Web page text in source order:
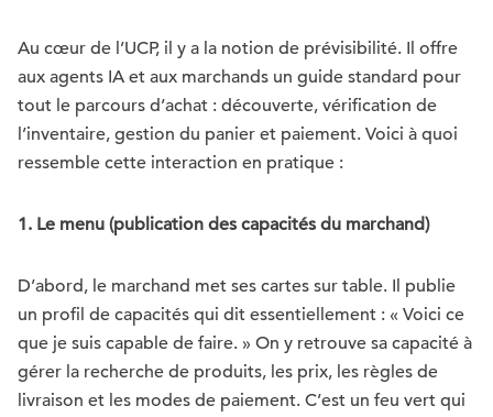
Au cœur de l’UCP, il y a la notion de prévisibilité. Il offre
aux agents IA et aux marchands un guide standard pour
tout le parcours d’achat : découverte, vérification de
l’inventaire, gestion du panier et paiement. Voici à quoi
ressemble cette interaction en pratique :
1. Le menu (publication des capacités du marchand)
D’abord, le marchand met ses cartes sur table. Il publie
un profil de capacités qui dit essentiellement : « Voici ce
que je suis capable de faire. » On y retrouve sa capacité à
gérer la recherche de produits, les prix, les règles de
livraison et les modes de paiement. C’est un feu vert qui